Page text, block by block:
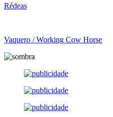
Rédeas
Vaquero / Working Cow Horse